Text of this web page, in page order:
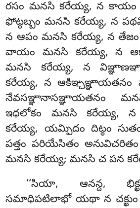
రసం మనసి కరేయ్య, న
ఫోట్ఠబ్బం మనసి కరేయ్య, న
న ఆపం మనసి కరేయ్య, న
వాయం మనసి కరేయ్య, న
మనసి కరేయ్య, న
కరేయ్య, న
నేవసఞ్ఞానాసఞ్ఞాయతనం
ఇధలోకం మనసి కరేయ్య,
కరేయ్య, యమ్పిదం దిట్ఠం
పత్తం పరియేసితం
మనసి కరేయ్య; మనసి చ పన
‘‘సియా, ఆనన్ద,
సమాధిపటిలాభో యథా న